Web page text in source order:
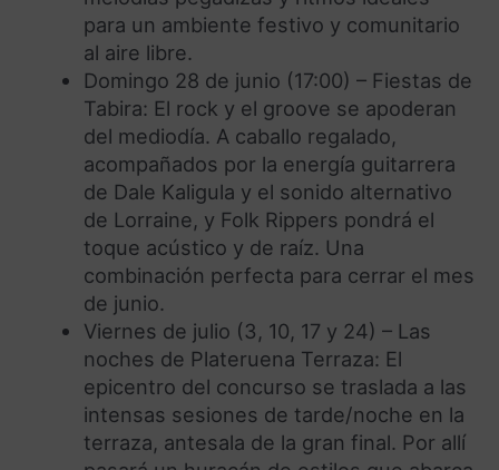
para un ambiente festivo y comunitario
al aire libre.
Domingo 28 de junio (17:00) – Fiestas de
Tabira: El rock y el groove se apoderan
del mediodía. A caballo regalado,
acompañados por la energía guitarrera
de Dale Kaligula y el sonido alternativo
de Lorraine, y Folk Rippers pondrá el
toque acústico y de raíz. Una
combinación perfecta para cerrar el mes
de junio.
Viernes de julio (3, 10, 17 y 24) – Las
noches de Plateruena Terraza: El
epicentro del concurso se traslada a las
intensas sesiones de tarde/noche en la
terraza, antesala de la gran final. Por allí